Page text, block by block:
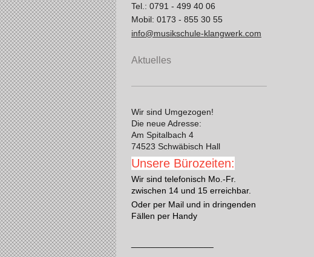
Tel.: 0791 - 499 40 06
Mobil: 0173 - 855 30 55
info@musikschule-klangwerk.com
Aktuelles
Wir sind Umgezogen!
Die neue Adresse:
Am Spitalbach 4
74523 Schwäbisch Hall
Unsere Bürozeiten:
Wir sind telefonisch Mo.-Fr.
zwischen 14 und 15 erreichbar.
Oder per Mail und in dringenden
Fällen per Handy